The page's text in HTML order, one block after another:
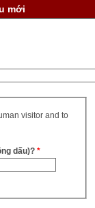
mới
visitor and to
dấu)?*